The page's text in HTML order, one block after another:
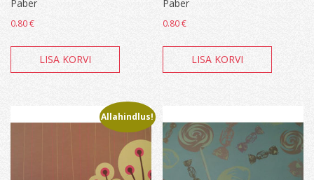
Paber
0.80€
LISA KORVI
Paber
0.80€
LISA KORVI
Allahindlus!